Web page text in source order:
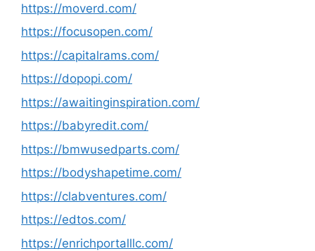
https://moverd.com/
https://focusopen.com/
https://capitalrams.com/
https://dopopi.com/
https://awaitinginspiration.com/
https://babyredit.com/
https://bmwusedparts.com/
https://bodyshapetime.com/
https://clabventures.com/
https://edtos.com/
https://enrichportalllc.com/